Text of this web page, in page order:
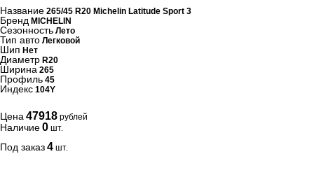
Название 265/45 R20 Michelin Latitude Sport 3
Бренд MICHELIN
Сезонность Лето
Тип авто Легковой
Шип Нет
Диаметр R20
Ширина 265
Профиль 45
Индекс 104Y
Цена 47918 рублей
Наличие0 шт.
Под заказ4 шт.